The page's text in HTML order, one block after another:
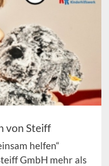
von Steiff
helfen“
GmbH mehr als